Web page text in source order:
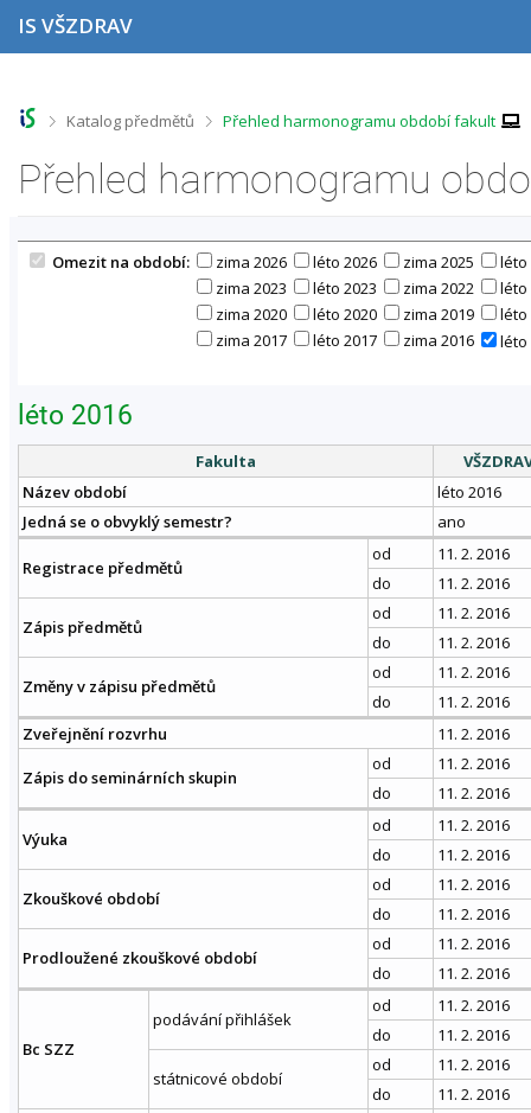
e
e
e
e
IS VŠZDRAV
>Katalog předmětů >
Přehled harmonogramu období fakult
Přehled harmonogramu
Omezit na období: zima 2026 léto 2026 zima 2025
léto
zima 2023
léto 2023 zima 2022
léto
zima 2020
léto 2020 zima 2019
léto
zima 2017
léto 2017 zima 2016 léto
léto 2016
Fakulta
Název období
léto 2016
Jedná se o obvyklý semestr?
ano
Registrace předmětů
od
11. 2. 2016
do
11. 2. 2016
Zápis předmětů
od
11. 2. 2016
do
11. 2. 2016
Změny v zápisu předmětů
od
11. 2. 2016
do
11. 2. 2016
Zveřejnění rozvrhu
11. 2. 2016
Zápis do seminárních skupin
od
11. 2. 2016
do
11. 2. 2016
Výuka
od
11. 2. 2016
do
11. 2. 2016
Zkouškové období
od
11. 2. 2016
do
11. 2. 2016
Prodloužené zkouškové období
od
11. 2. 2016
do
11. 2. 2016
Bc SZZ
podávání přihlášek
od
11. 2. 2016
do
11. 2. 2016
státnicové období
od
11. 2. 2016
do
11. 2. 2016